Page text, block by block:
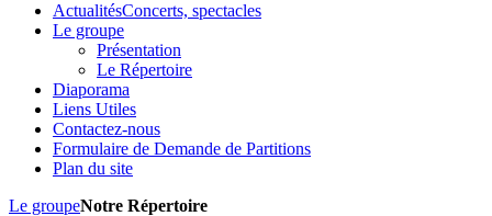
ActualitésConcerts, spectacles
Le groupe
Présentation
Le Répertoire
Diaporama
Liens Utiles
Contactez-nous
Formulaire de Demande de Partitions
Plan du site
Le groupeNotre Répertoire